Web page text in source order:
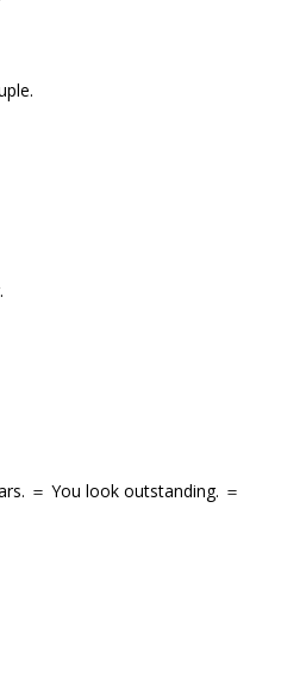
＝ You look outstanding. ＝